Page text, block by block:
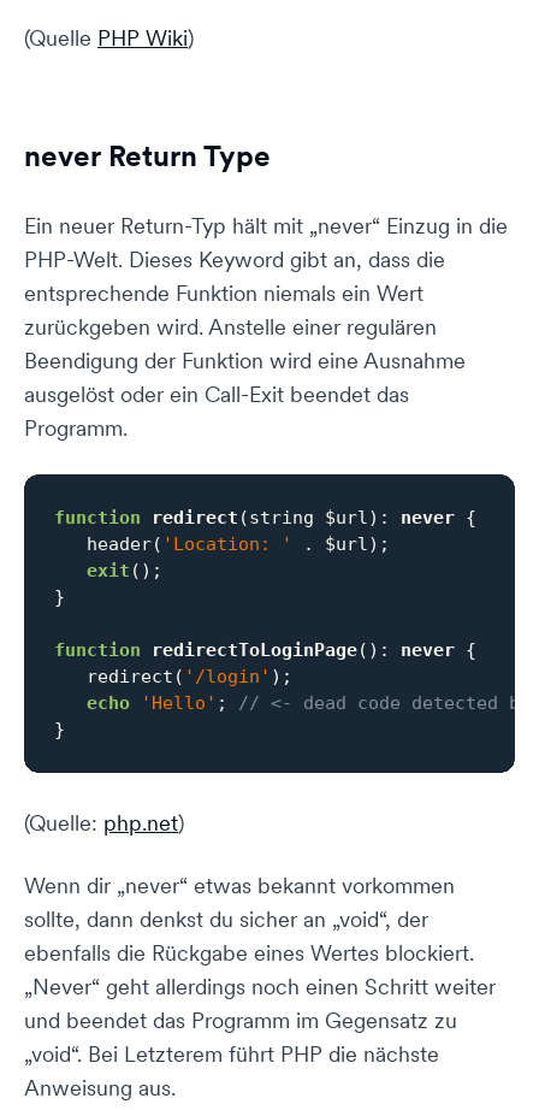
(Quelle PHP Wiki)
never Return Type
Ein neuer Return-Typ hält mit „never“ Einzug in die
PHP-Welt. Dieses Keyword gibt an, dass die
entsprechende Funktion niemals ein Wert
zurückgeben wird. Anstelle einer regulären
Beendigung der Funktion wird eine Ausnahme
ausgelöst oder ein Call-Exit beendet das
Programm.
function redirect (string $url) : never {
   header(
'Location: '
. $url);
exit ();
}
function redirectToLoginPage() : never {
   redirect(
'/login' );
echo
'Hello' ;
// <- dead code detected
}
(Quelle: php.net)
Wenn dir „never“ etwas bekannt vorkommen
sollte, dann denkst du sicher an „void“, der
ebenfalls die Rückgabe eines Wertes blockiert.
„Never“ geht allerdings noch einen Schritt weiter
und beendet das Programm im Gegensatz zu
„void“. Bei Letzterem führt PHP die nächste
Anweisung aus.